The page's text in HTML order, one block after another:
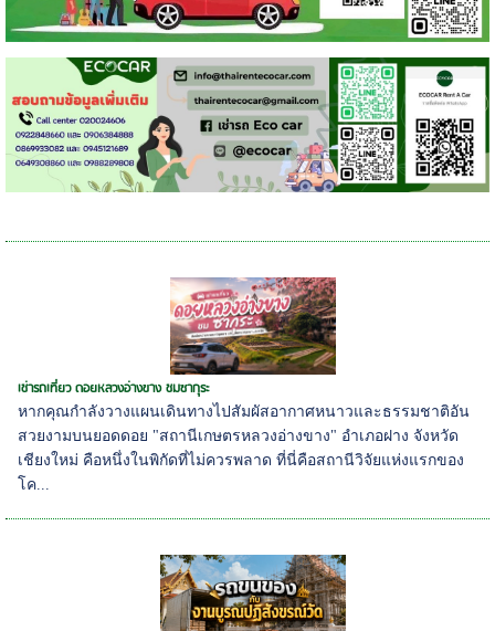
เช่ารถเที่ยว ดอยหลวงอ่างขาง ชมซากุระ
หากคุณกำลังวางแผนเดินทางไปสัมผัสอากาศหนาวและธรรมชาติอัน
สวยงามบนยอดดอย "สถานีเกษตรหลวงอ่างขาง" อำเภอฝาง จังหวัด
เชียงใหม่ คือหนึ่งในพิกัดที่ไม่ควรพลาด ที่นี่คือสถานีวิจัยแห่งแรกของ
โค...